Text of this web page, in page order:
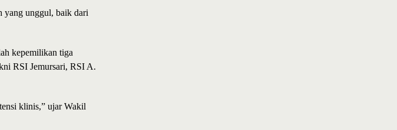
yang unggul, baik dari
kepemilikan tiga
RSI Jemursari, RSI A.
klinis,” ujar Wakil